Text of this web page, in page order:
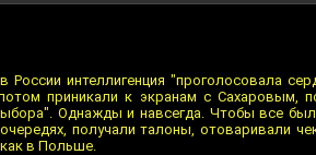
России интеллигенция "проголосовала
приникали к экранам с Сахаровым,
Однажды и навсегда. Чтобы все
получали талоны, отоваривали
в Польше.